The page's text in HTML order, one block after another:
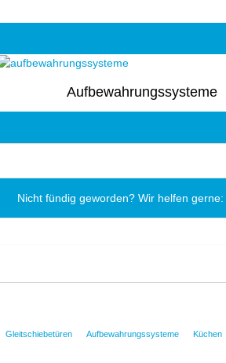
Aufbewahrungssysteme
Nicht fündig geworden? Wir helfen gerne:
Gleitschiebetüren Aufbewahrungssysteme Küchen